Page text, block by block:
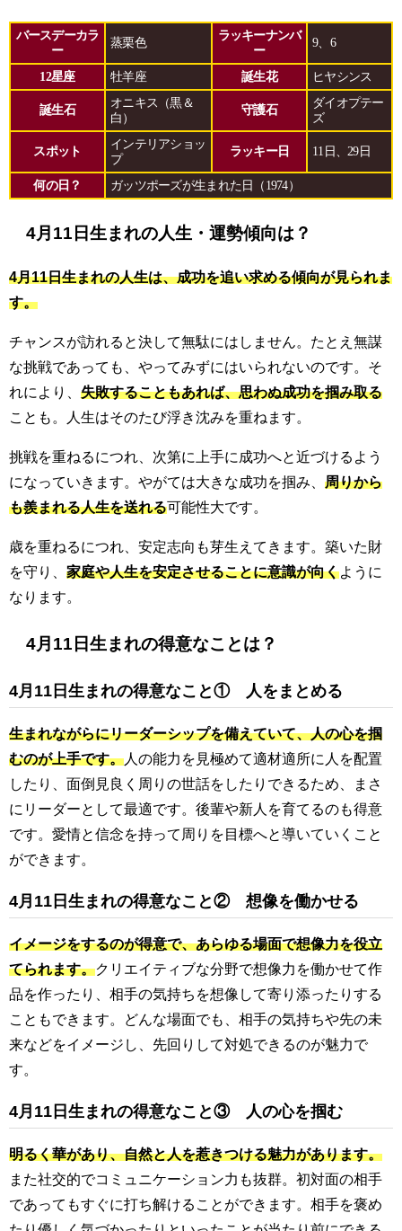
バースデーカラ
ー
蒸栗色
ラッキーナンバ
ー
9、6
12星座 牡羊座 誕生花 ヒヤシンス
誕生石
オニキス（黒＆
白）
守護石
ダイオプテー
ズ
スポット
インテリアショッ
プ
ラッキー日 11日、29日
何の日？ ガッツポーズが生まれた日（1974）
4月11日生まれの人生・運勢傾向は？
4月11日生まれの人生は、成功を追い求める傾向が見られま
す。
チャンスが訪れると決して無駄にはしません。たとえ無謀
な挑戦であっても、やってみずにはいられないのです。そ
れにより、 失敗することもあれば、思わぬ成功を掴み取る
ことも。人生はそのたび浮き沈みを重ねます。
挑戦を重ねるにつれ、次第に上手に成功へと近づけるよう
になっていきます。やがては大きな成功を掴み、 周りから
も羨まれる人生を送れる可能性大です。
歳を重ねるにつれ、安定志向も芽生えてきます。築いた財
を守り、 家庭や人生を安定させることに意識が向くように
なります。
4月11日生まれの得意なことは？
4月11日生まれの得意なこと① 人をまとめる
生まれながらにリーダーシップを備えていて、人の心を掴
むのが上手です。 人の能力を見極めて適材適所に人を配置
したり、面倒見良く周りの世話をしたりできるため、まさ
にリーダーとして最適です。後輩や新人を育てるのも得意
です。愛情と信念を持って周りを目標へと導いていくこと
ができます。
4月11日生まれの得意なこと② 想像を働かせる
イメージをするのが得意で、あらゆる場面で想像力を役立
てられます。クリエイティブな分野で想像力を働かせて作
品を作ったり、相手の気持ちを想像して寄り添ったりする
こともできます。どんな場面でも、相手の気持ちや先の未
来などをイメージし、先回りして対処できるのが魅力で
す。
4月11日生まれの得意なこと③ 人の心を掴む
明るく華があり、自然と人を惹きつける魅力があります。
また社交的でコミュニケーション力も抜群。初対面の相手
であってもすぐに打ち解けることができます。相手を褒め